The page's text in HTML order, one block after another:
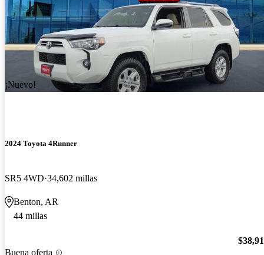
¡Nuevo!
2024 Toyota 4Runner
SR5 4WD 34,602 millas
Benton, AR
44 millas
Buena oferta